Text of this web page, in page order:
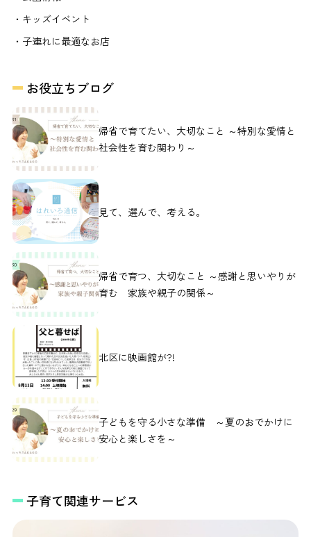
・キッズイベント
・子連れに最適なお店
お役立ちブログ
帰省で育てたい、大切なこと ～特別な愛情と
社会性を育む関わり～
見て、選んで、考える。
帰省で育つ、大切なこと ～感謝と思いやりが
育む 家族や親子の関係～
北区に映画館が?!
子どもを守る小さな準備 ～夏のおでかけに
安心と楽しさを～
子育て関連サービス